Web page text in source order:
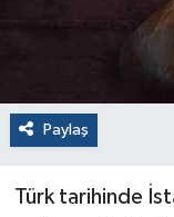
Paylaş
Türk tarihinde